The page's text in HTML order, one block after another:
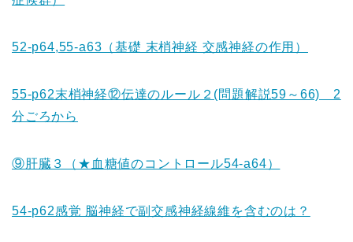
52-p64,55-a63（基礎 末梢神経 交感神経の作用）
55-p62末梢神経⑫伝達のルール２(問題解説59～66) 2
分ごろから
⑨肝臓３（★血糖値のコントロール54-a64）
54-p62感覚 脳神経で副交感神経線維を含むのは？